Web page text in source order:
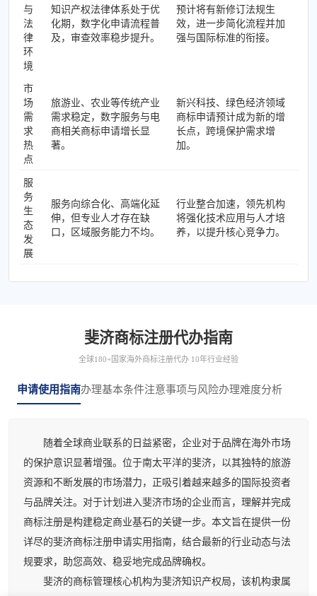
与
法
律
环
境
知识产权法律体系处于优
化期，数字化申请流程普
及，审查效率稳步提升。
预计将有新修订法规生
效，进一步简化流程并加
强与国际标准的衔接。
市
场
需
求
热
点
旅游业、农业等传统产业
需求稳定，数字服务与电
商相关商标申请增长显
著。
新兴科技、绿色经济领域
商标申请预计成为新的增
长点，跨境保护需求增
加。
服
务
生
态
发
展
服务向综合化、高端化延
伸，但专业人才存在缺
口，区域服务能力不均。
行业整合加速，领先机构
将强化技术应用与人才培
养，以提升核心竞争力。
斐济商标注册代办指南
全球180+国家海外商标注册代办 10年行业经验
申请使用指南办理基本条件注意事项与风险办理难度分析
随着全球商业联系的日益紧密，企业对于品牌在海外市场
的保护意识显著增强。位于南太平洋的斐济，以其独特的旅游
资源和不断发展的市场潜力，正吸引着越来越多的国际投资者
与品牌关注。对于计划进入斐济市场的企业而言，理解并完成
商标注册是构建稳定商业基石的关键一步。本文旨在提供一份
详尽的斐济商标注册申请实用指南，结合最新的行业动态与法
规要求，助您高效、稳妥地完成品牌确权。
斐济的商标管理核心机构为斐济知识产权局，该机构隶属